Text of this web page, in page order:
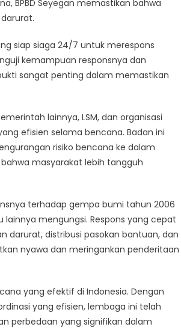
BPBD Seyegan memastikan bahwa
siap siaga 24/7 untuk merespons
kemampuan responsnya dan
sangat penting dalam memastikan
lainnya, LSM, dan organisasi
efisien selama bencana. Badan ini
risiko bencana ke dalam
masyarakat lebih tangguh
terhadap gempa bumi tahun 2006
mengungsi. Respons yang cepat
distribusi pasokan bantuan, dan
nyawa dan meringankan penderitaan
yang efektif di Indonesia. Dengan
yang efisien, lembaga ini telah
perbedaan yang signifikan dalam